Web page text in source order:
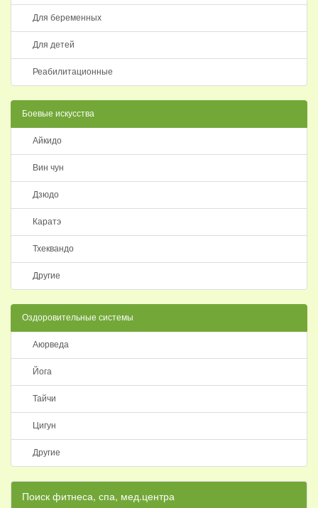
Для беременных
Для детей
Реабилитационные
Боевые искусства
Айкидо
Вин чун
Дзюдо
Каратэ
Тхеквандо
Другие
Оздоровительные системы
Аюрведа
Йога
Тайчи
Цигун
Другие
Поиск фитнеса, спа, мед.центра